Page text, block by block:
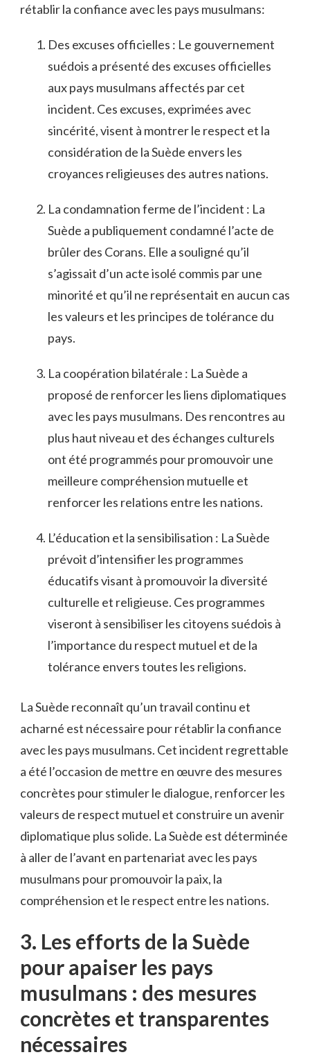
rétablir la confiance avec les pays ⁤musulmans:
Des excuses officielles‍ : Le gouvernement
suédois a présenté des‌ excuses‌ officielles
aux pays​ musulmans affectés​ par cet
incident. Ces excuses, ⁤exprimées avec⁣
sincérité, visent à ‍montrer le respect et la⁢
considération⁢ de la‌ Suède envers les
croyances religieuses‍ des autres ⁤nations.
La condamnation ferme de l’incident​ : La
Suède​ a⁢ publiquement ⁤condamné l’acte ⁤de
brûler des Corans. ⁤Elle a souligné qu’il
s’agissait​ d’un acte isolé commis‌ par une
minorité et qu’il ​ne représentait en aucun cas
les ⁤valeurs⁢ et les principes de tolérance ​du
‌pays.
La coopération bilatérale ‌: La ​Suède a
proposé de renforcer les​ liens ⁤diplomatiques
avec ​les pays musulmans. Des rencontres au
plus haut niveau ⁢et des échanges culturels⁢
ont été programmés pour promouvoir une
meilleure compréhension mutuelle et‍
renforcer​ les relations entre les nations.
L’éducation et la ⁣sensibilisation : La Suède
prévoit‍ d’intensifier​ les programmes⁢
éducatifs visant à promouvoir la diversité
culturelle ‍et ⁤religieuse. Ces programmes
viseront à sensibiliser⁢ les citoyens suédois à
l’importance du respect mutuel et de‌ la
tolérance envers ​toutes ‍les religions.
La Suède reconnaît qu’un ⁣travail ⁢continu et
‍acharné est nécessaire pour rétablir⁤ la confiance
avec les‍ pays musulmans. Cet incident‍ regrettable
a été l’occasion de​ mettre en ‌œuvre des mesures
concrètes pour stimuler⁢ le dialogue, renforcer‌ les
valeurs⁤ de‌ respect mutuel et construire un avenir
diplomatique plus solide. La Suède est déterminée
à aller ⁣de l’avant en partenariat avec les pays
musulmans pour promouvoir la ​paix, la
compréhension et le respect entre​ les⁢ nations.
3. Les ⁢efforts de ‌la Suède
pour apaiser les pays
musulmans‌ : des mesures
concrètes ⁢et‍ transparentes
nécessaires